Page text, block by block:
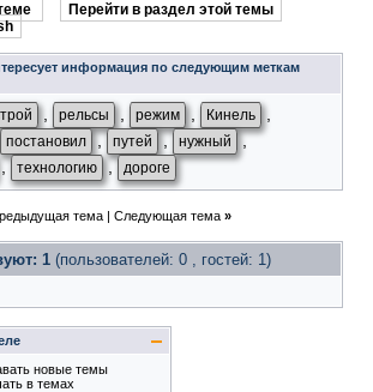
Перейти в раздел этой темы
информация по следующим меткам
рельсы режим Кинель
постановил , путей , нужный ,
, технологию , дороге
тема| Следующая тема »
1 (пользователей: 0 , гостей: 1)
новые темы
в темах